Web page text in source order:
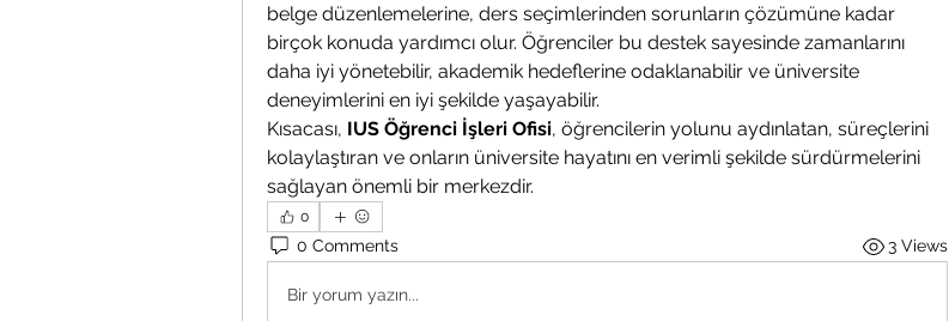
belge düzenlemelerine, ders seçimlerinden sorunların çözümüne kadar
birçok konuda yardımcı olur. Öğrenciler bu destek sayesinde zamanlarını
daha iyi yönetebilir, akademik hedeflerine odaklanabilir ve üniversite
deneyimlerini en iyi şekilde yaşayabilir.
Kısacası, IUS Öğrenci İşleri Ofisi, öğrencilerin yolunu aydınlatan, süreçlerini
kolaylaştıran ve onların üniversite hayatını en verimli şekilde sürdürmelerini
sağlayan önemli bir merkezdir.
0
0 Comments 3 Views
Bir yorum yazın...